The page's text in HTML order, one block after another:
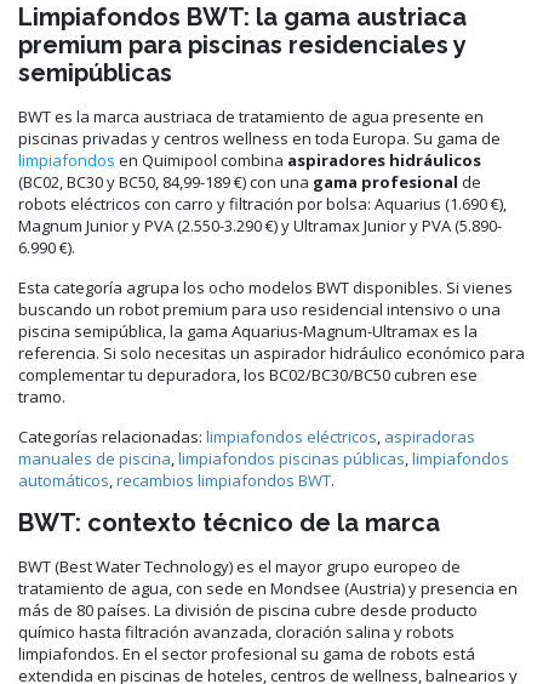
Limpiafondos BWT: la gama austriaca
premium para piscinas residenciales y
semipúblicas
BWT es la marca austriaca de tratamiento de agua presente en
piscinas privadas y centros wellness en toda Europa. Su gama de
limpiafondos en Quimipool combina aspiradores hidráulicos
(BC02, BC30 y BC50, 84,99-189 €) con una gama profesional de
robots eléctricos con carro y filtración por bolsa: Aquarius (1.690 €),
Magnum Junior y PVA (2.550-3.290 €) y Ultramax Junior y PVA (5.890-
6.990 €).
Esta categoría agrupa los ocho modelos BWT disponibles. Si vienes
buscando un robot premium para uso residencial intensivo o una
piscina semipública, la gama Aquarius-Magnum-Ultramax es la
referencia. Si solo necesitas un aspirador hidráulico económico para
complementar tu depuradora, los BC02/BC30/BC50 cubren ese
tramo.
Categorías relacionadas: limpiafondos eléctricos, aspiradoras
manuales de piscina,limpiafondos piscinas públicas,limpiafondos
automáticos,recambios limpiafondos BWT.
BWT: contexto técnico de la marca
BWT (Best Water Technology) es el mayor grupo europeo de
tratamiento de agua, con sede en Mondsee (Austria) y presencia en
más de 80 países. La división de piscina cubre desde producto
químico hasta filtración avanzada, cloración salina y robots
limpiafondos. En el sector profesional su gama de robots está
extendida en piscinas de hoteles, centros de wellness, balnearios y